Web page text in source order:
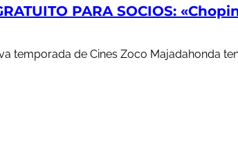
PARA SOCIOS:
temporada de Cines Zoco Majadahonda